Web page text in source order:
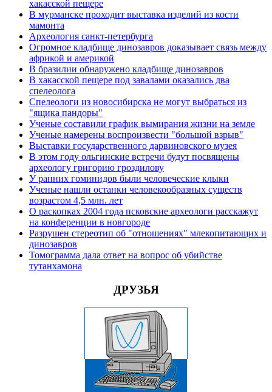
хакасской пещере
В мурманске проходит выставка изделий из кости
мамонта
Археология санкт-петербурга
Огромное кладбище динозавров доказывает связь между
африкой и америкой
В бразилии обнаружено кладбище динозавров
В хакасской пещере под завалами оказались два
спелеолога
Спелеологи из новосибирска не могут выбраться из
"ящика пандоры"
Ученые составили график вымирания жизни на земле
Ученые намерены воспроизвести "большой взрыв"
Выставки государственного дарвиновского музея
В этом году ольгинские встречи будут посвящены
археологу григорию гроздилову
У ранних гоминидов были человеческие клыки
Ученые нашли останки человекообразных существ
возрастом 4,5 млн. лет
О раскопках 2004 года псковские археологи расскажут
на конференции в новгороде
Разрушен стереотип об "отношениях" млекопитающих и
динозавров
Томограмма дала ответ на вопрос об убийстве
тутанхамона
ДРУЗЬЯ